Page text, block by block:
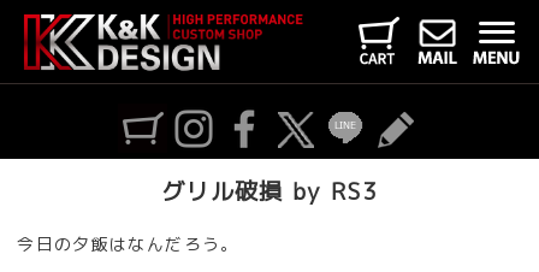
グリル破損 by RS3
今日の夕飯はなんだろう。